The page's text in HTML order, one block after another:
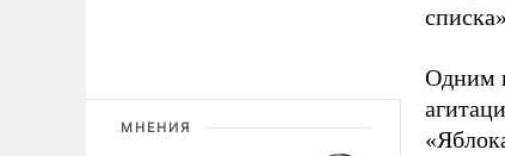
МНЕНИЯ
Одним